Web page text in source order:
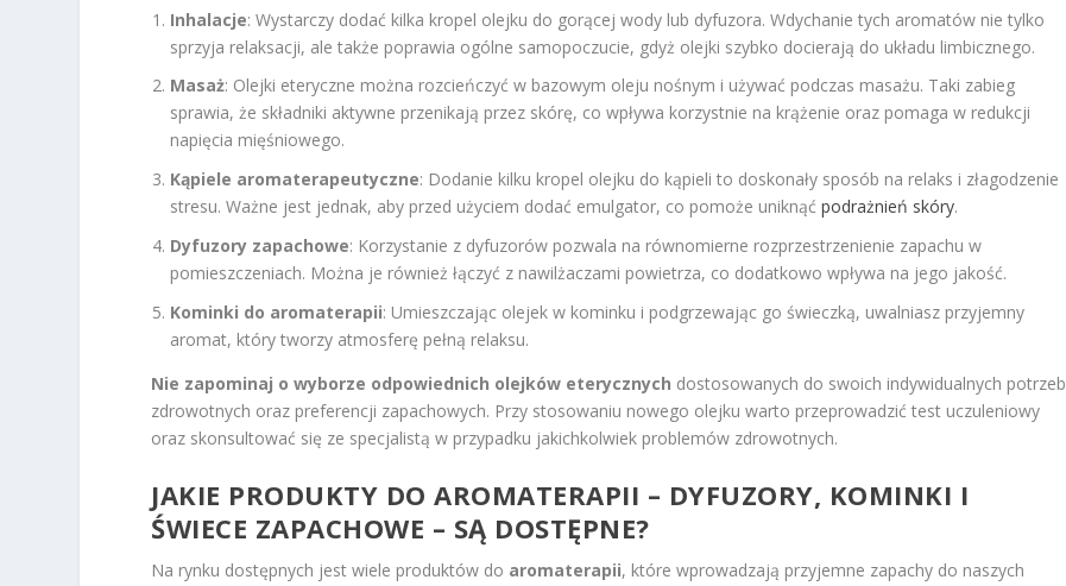
Inhalacje: Wystarczy dodać kilka kropel olejku do gorącej wody lub dyfuzora. Wdychanie tych aromatów nie tylko
sprzyja relaksacji, ale także poprawia ogólne samopoczucie, gdyż olejki szybko docierają do układu limbicznego.
Masaż: Olejki eteryczne można rozcieńczyć w bazowym oleju nośnym i używać podczas masażu. Taki zabieg
sprawia, że składniki aktywne przenikają przez skórę, co wpływa korzystnie na krążenie oraz pomaga w redukcji
napięcia mięśniowego.
Kąpiele aromaterapeutyczne: Dodanie kilku kropel olejku do kąpieli to doskonały sposób na relaks i złagodzenie
stresu. Ważne jest jednak, aby przed użyciem dodać emulgator, co pomoże uniknąćpodrażnień skóry.
Dyfuzory zapachowe: Korzystanie z dyfuzorów pozwala na równomierne rozprzestrzenienie zapachu w
pomieszczeniach. Można je również łączyć z nawilżaczami powietrza, co dodatkowo wpływa na jego jakość.
Kominki do aromaterapii: Umieszczając olejek w kominku i podgrzewając go świeczką, uwalniasz przyjemny
aromat, który tworzy atmosferę pełną relaksu.
Nie zapominaj o wyborze odpowiednich olejków eterycznych dostosowanych do swoich indywidualnych potrzeb
zdrowotnych oraz preferencji zapachowych. Przy stosowaniu nowego olejku warto przeprowadzić test uczuleniowy
oraz skonsultować się ze specjalistą w przypadku jakichkolwiek problemów zdrowotnych.
JAKIE PRODUKTY DO AROMATERAPII – DYFUZORY, KOMINKI I
ŚWIECE ZAPACHOWE – SĄ DOSTĘPNE?
Na rynku dostępnych jest wiele produktów do aromaterapii, które wprowadzają przyjemne zapachy do naszych